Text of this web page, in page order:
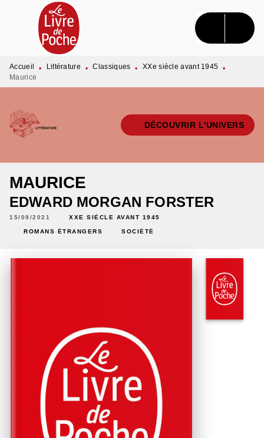
MENU RECHERCHE CONTENU
PIED DE PAGE
Accueil • Littérature • Classiques • XXe siècle avant 1945 •
Maurice
DÉCOUVRIR L'UNIVERS
MAURICE
EDWARD MORGAN FORSTER
15/09/2021 XXE SIÈCLE AVANT 1945
ROMANS ÉTRANGERS SOCIÉTÉ